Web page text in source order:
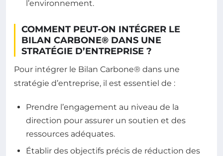
l’environnement.
COMMENT PEUT-ON INTÉGRER LE
BILAN CARBONE® DANS UNE
STRATÉGIE D’ENTREPRISE ?
Pour intégrer le Bilan Carbone® dans une
stratégie d’entreprise, il est essentiel de :
Prendre l’engagement au niveau de la
direction pour assurer un soutien et des
ressources adéquates.
Établir des objectifs précis de réduction des